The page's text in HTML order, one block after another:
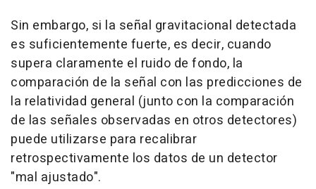
Sin embargo, si la señal gravitacional detectada
es suficientemente fuerte, es decir, cuando
supera claramente el ruido de fondo, la
comparación de la señal con las predicciones de
la relatividad general (junto con la comparación
de las señales observadas en otros detectores)
puede utilizarse para recalibrar
retrospectivamente los datos de un detector
"mal ajustado".